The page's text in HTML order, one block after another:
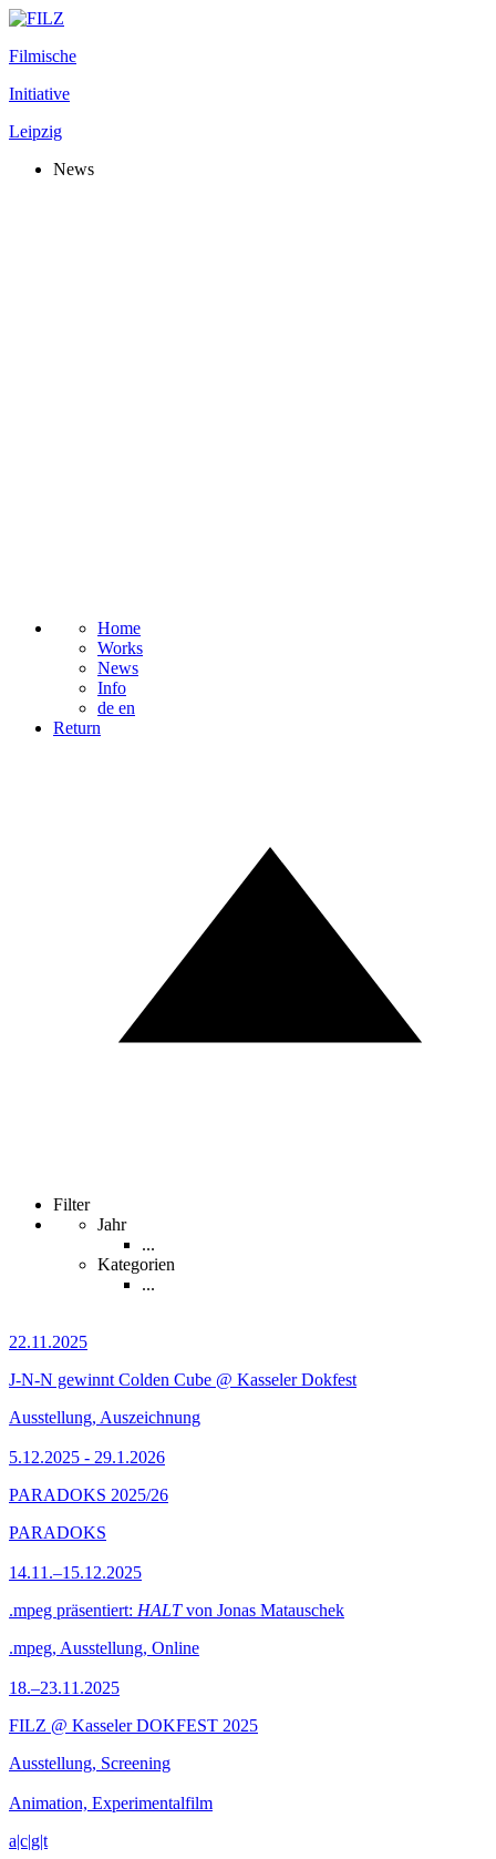
Filmische
Initiative
Leipzig
News
Home
Works
News
Info
de en
Return
Filter
Jahr
...
Kategorien
...
22.11.2025
J-N-N gewinnt Colden Cube @ Kasseler Dokfest
Ausstellung, Auszeichnung
5.12.2025 - 29.1.2026
PARADOKS 2025/26
PARADOKS
14.11.–15.12.2025
.mpeg präsentiert: HALTvon Jonas Matauschek
.mpeg, Ausstellung, Online
18.–23.11.2025
FILZ @ Kasseler DOKFEST 2025
Ausstellung, Screening
Animation, Experimentalfilm
a|c|g|t